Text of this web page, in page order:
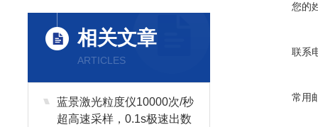
相关文章
ARTICLES
蓝景激光粒度仪10000次/秒
超高速采样，0.1s极速出数
您的
联系
常用